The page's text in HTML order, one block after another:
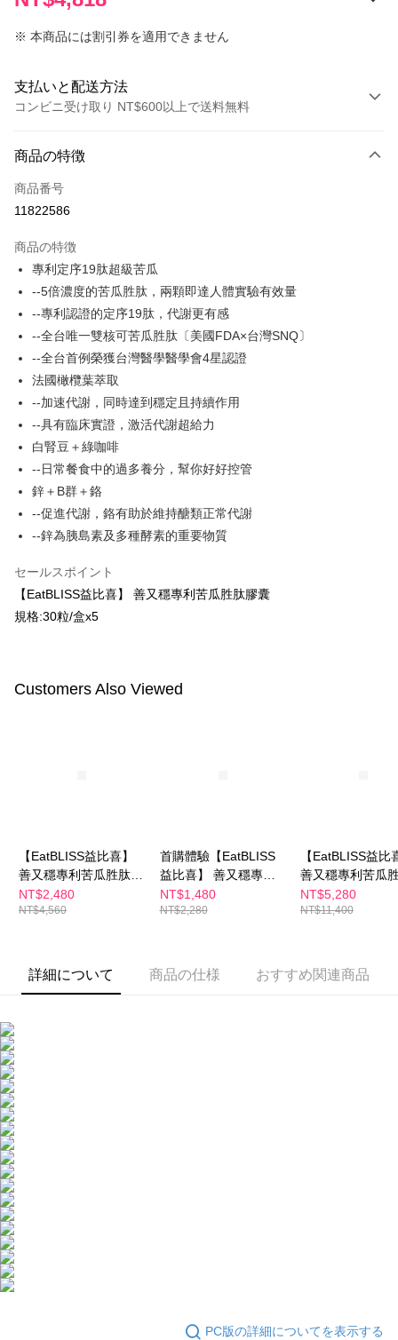
※ 本商品には割引券を適用できません
支払いと配送方法
コンビニ受け取り NT$600以上で送料無料
クレジットカード1回払い
コンビニ店頭代金引換
Apple Pay
JKOPAY
Easy Wallet
Google Pay
Plus Pay
AFTEE代金後払い
説明
一、 AFTEE代金後払いについて
1.お支払い方法でAFTEE代金後払いを選択すると、携帯電話認証ウィンド
ウが表示されます。
2.SMSで認証してお支払い手続を進めてください。
3.注文するときのお支払いは不要です。商品はご指定の住所に配送されま
4.ご注文が完了すると、携帯に支払い通知のSMSが届きます。アプリ会員
の場合は、AFTEE アプリプッシュ通知が届きます。
5.商品受け取り時のお支払いは不要です。商品を確かめてから、SMSまた
はアプリの通知に従って、4大コンビニ、またはATM/オンラインバンキン
まで延長できます。
き、限度額が設定されます。
2.決済金額は最低NT$20です。
3.現在、台湾の会員のみご利用いただけます。
三、利用規約「AFTEE代金後払い」（以下当サービスという）はネットプ
限らない）は、AFTEEに渡され当サービスで必要な範囲内で利用されま
す。AFTEEの個人情報の収集、処理、利用について、詳細はAFTEE公式ホ
配送方法
配送毎にNT$100、NT$600以上で送料無料
付款後全家取貨
配送毎にNT$100、NT$600以上で送料無料
配送毎にNT$100、NT$600以上で送料無料
宅配
配送毎にNT$100、NT$600以上で送料無料
配送毎にNT$150、NT$1,500以上で送料無料
商品の特徴
商品番号
11822586
商品の特徴
專利定序19肽超級苦瓜
--5倍濃度的苦瓜胜肽，兩顆即達人體實驗有效量
--專利認證的定序19肽，代謝更有感
--全台唯一雙核可苦瓜胜肽〔美國FDA×台灣SNQ〕
--全台首例榮獲台灣醫學醫學會4星認證
法國橄欖葉萃取
--加速代謝，同時達到穩定且持續作用
--具有臨床實證，激活代謝超給力
白腎豆＋綠咖啡
--日常餐食中的過多養分，幫你好好控管
鋅＋B群＋鉻
--促進代謝，鉻有助於維持醣類正常代謝
--鋅為胰島素及多種酵素的重要物質
セールスポイント
【EatBLISS益比喜】 善又穩專利苦瓜胜肽膠囊
規格:30粒/盒x5
Customers Also Viewed
【EatBLISS益比喜】
善又穩專利苦瓜胜肽膠
囊30天份(30入/盒)2入
組
NT$2,480
NT$4,560
首購體驗【EatBLISS
益比喜】 善又穩專利
苦瓜胜肽膠囊(30入/盒)
NT$1,480
NT$2,280
【EatBLISS益比
善又穩專利苦瓜
囊75日份(30入/
NT$5,280
NT$11,400
詳細について 商品の仕様 おすすめ関連商品
PC版の詳細についてを表示する